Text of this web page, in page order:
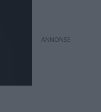
ANNONS